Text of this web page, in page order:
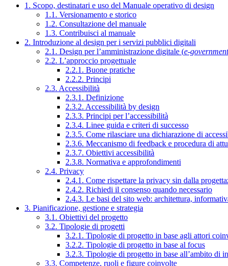
1. Scopo, destinatari e uso del Manuale operativo di design
1.1. Versionamento e storico
1.2. Consultazione del manuale
1.3. Contribuisci al manuale
2. Introduzione al design per i servizi pubblici digitali
2.1. Design per l’amministrazione digitale (e-government
2.2. L’approccio progettuale
2.2.1. Buone pratiche
2.2.2. Principi
2.3. Accessibilità
2.3.1. Definizione
2.3.2. Accessibilità by design
2.3.3. Principi per l’accessibilità
2.3.4. Linee guida e criteri di successo
2.3.5. Come rilasciare una dichiarazione di
2.3.6. Meccanismo di feedback e procedura di
2.3.7. Obiettivi accessibilità
2.3.8. Normativa e approfondimenti
2.4. Privacy
2.4.1. Come rispettare la privacy sin dalla
2.4.2. Richiedi il consenso quando necessario
2.4.3. Le basi del sito web: architettura,
3. Pianificazione, gestione e strategia
3.1. Obiettivi del progetto
3.2. Tipologie di progetti
3.2.1. Tipologie di progetto in base agli attori
3.2.2. Tipologie di progetto in base al focus
3.2.3. Tipologie di progetto in base all’ambito di
3.3. Competenze, ruoli e figure coinvolte